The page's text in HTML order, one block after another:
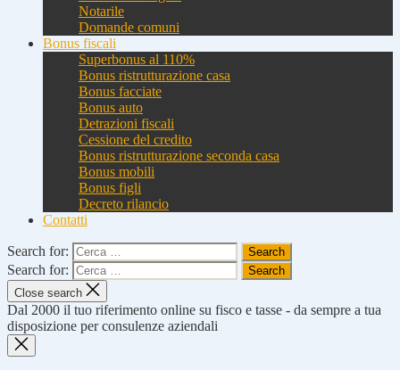
Notarile
Domande comuni
Bonus fiscali
Superbonus al 110%
Bonus ristrutturazione casa
Bonus facciate
Bonus auto
Detrazioni fiscali
Cessione del credito
Bonus ristrutturazione seconda casa
Bonus mobili
Bonus figli
Decreto rilancio
Contatti
Search for:
Search for:
Close search
Dal 2000 il tuo riferimento online su fisco e tasse - da sempre a tua
disposizione per consulenze aziendali